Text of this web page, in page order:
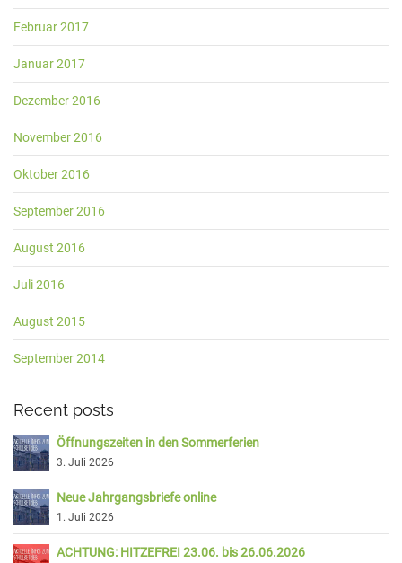
Februar 2017
Januar 2017
Dezember 2016
November 2016
Oktober 2016
September 2016
August 2016
Juli 2016
August 2015
September 2014
Recent posts
Öffnungszeiten in den Sommerferien
3. Juli 2026
Neue Jahrgangsbriefe online
1. Juli 2026
ACHTUNG: HITZEFREI 23.06. bis 26.06.2026